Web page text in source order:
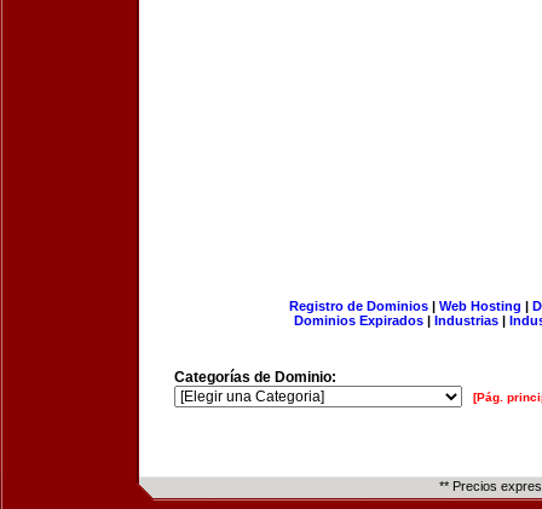
Registro de Dominios| Web Hosting |
Dominios Expirados | Industrias |
Categorías de Dominio:
[Pág.
** Precios